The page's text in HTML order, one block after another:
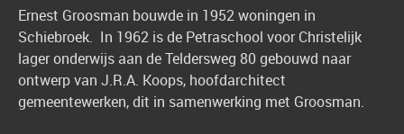
Ernest Groosman bouwde in 1952 woningen in
Schiebroek. In 1962 is de Petraschool voor Christelijk
lager onderwijs aan de Teldersweg 80 gebouwd naar
ontwerp van J.R.A. Koops, hoofdarchitect
gemeentewerken, dit in samenwerking met Groosman.